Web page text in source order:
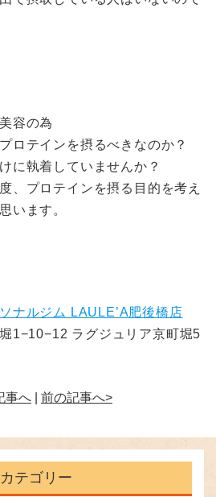
容の為
ロテインを摂るべきなのか？
に執着していませんか？
、プロテインを摂る目的を考え
います。
ナルジム LAULE’A肥後橋店
1−10−12 ラグジュリア京町堀5
事へ 前の記事へ>
カテゴリー